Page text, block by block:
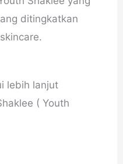
ditingkatkan
lebih lanjut
( Youth